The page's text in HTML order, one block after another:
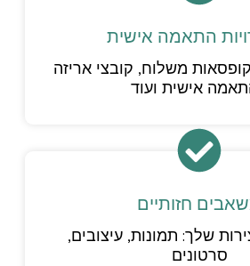
התאמה אישית
קופסאות משלוח, קובצי אריזה
אישית ועוד
חזותיים
שלך: תמונות, עיצובים,
סרטונים